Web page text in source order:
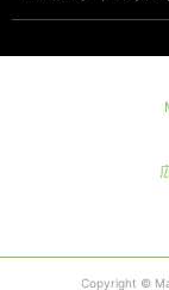
Copyright ©